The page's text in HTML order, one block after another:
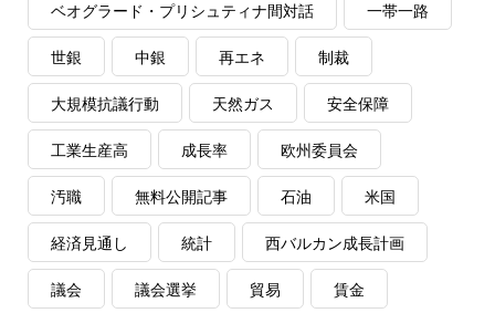
ベオグラード・プリシュティナ間対話 一帯一路
世銀 中銀 再エネ 制裁
大規模抗議行動 天然ガス 安全保障
工業生産高 成長率 欧州委員会
汚職 無料公開記事 石油 米国
経済見通し 統計 西バルカン成長計画
議会 議会選挙 貿易 賃金